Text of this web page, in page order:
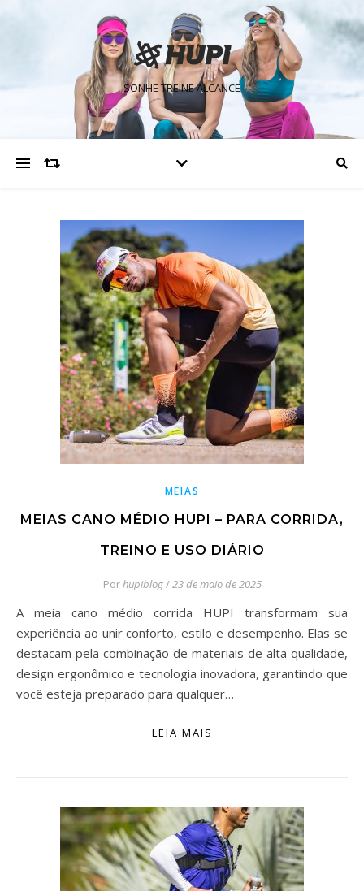
SONHE TREINE ALCANCE
MEIAS
MEIAS CANO MÉDIO HUPI – PARA CORRIDA,
TREINO E USO DIÁRIO
Porhupiblog/23 de maio de 2025
A meia cano médio corrida HUPI transformam sua
experiência ao unir conforto, estilo e desempenho. Elas se
destacam pela combinação de materiais de alta qualidade,
design ergonômico e tecnologia inovadora, garantindo que
você esteja preparado para qualquer…
LEIA MAIS